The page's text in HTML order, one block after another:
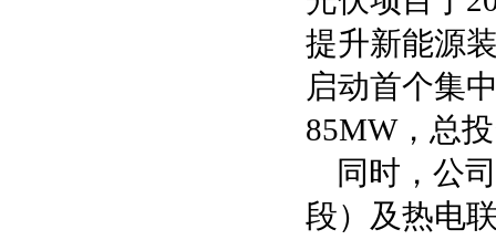
提升新能源
启动首个集
85MW，总
同时，公
段）及热电